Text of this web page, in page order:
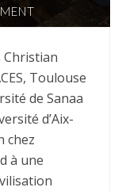
Toulouse
de Sanaa
d’Aix-
chez
à une